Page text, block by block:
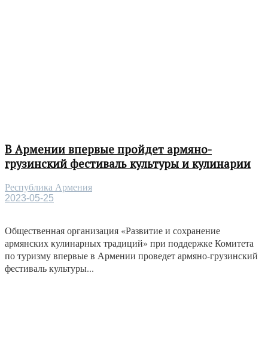
В Армении впервые пройдет армяно-
грузинский фестиваль культуры и кулинарии
Республика Армения
2023-05-25
Общественная организация «Развитие и сохранение
армянских кулинарных традиций» при поддержке Комитета
по туризму впервые в Армении проведет армяно-грузинский
фестиваль культуры...